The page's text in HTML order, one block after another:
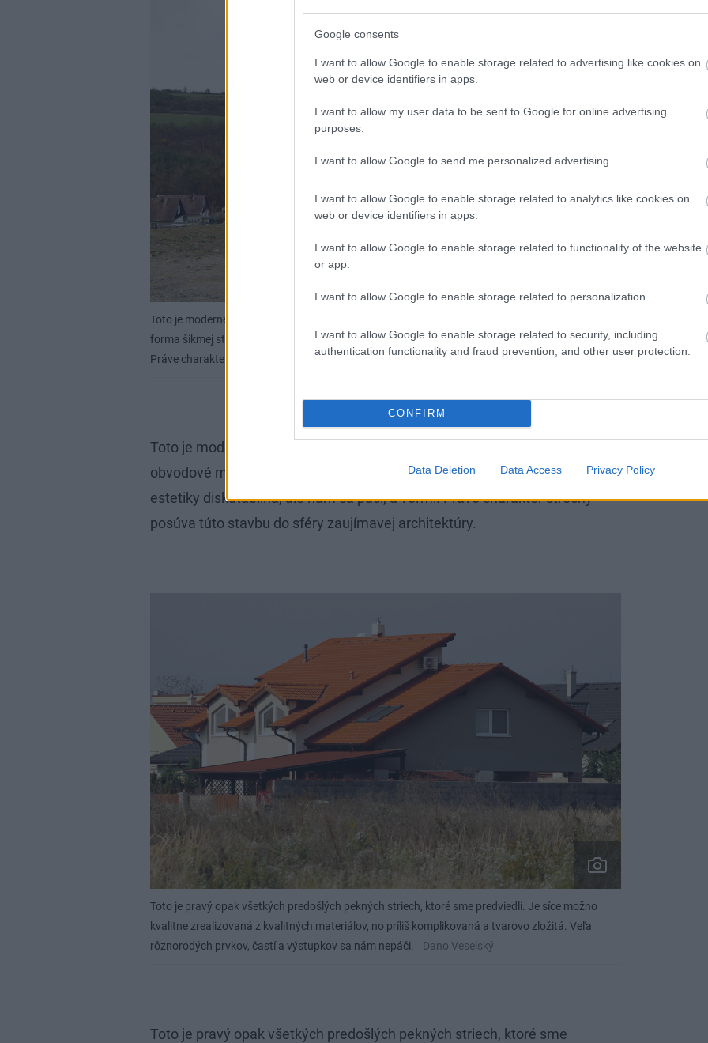
Google consents
I want to allow Google to enable storage related to advertising like cookies on
web or device identifiers in apps.
I want to allow my user data to be sent to Google for online advertising
purposes.
I want to allow Google to send me personalized advertising.
I want to allow Google to enable storage related to analytics like cookies on
web or device identifiers in apps.
I want to allow Google to enable storage related to functionality of the website
or app.
I want to allow Google to enable storage related to personalization.
I want to allow Google to enable storage related to security, including
authentication functionality and fraud prevention, and other user protection.
CONFIRM
Data Deletion Data Access Privacy Policy
Toto je moderné poňatie detailov šikmej strechy, ktorá nepresahuje cez obvodové múry. Táto
forma šikmej strechy je pre mnohých z hľadiska estetiky diskutabilná, ale nám sa páči, a veľmi.
Práve charakter strechy posúva túto stavbu do sféry zaujímavej architektúry.
Dano Veselský
Toto je moderné poňatie detailov šikmej strechy, ktorá nepresahuje cez
obvodové múry. Táto forma šikmej strechy je pre mnohých z hľadiska
estetiky diskutabilná, ale nám sa páči, a veľmi. Práve charakter strechy
posúva túto stavbu do sféry zaujímavej architektúry.
Toto je pravý opak všetkých predošlých pekných striech, ktoré sme predviedli. Je síce možno
kvalitne zrealizovaná z kvalitných materiálov, no príliš komplikovaná a tvarovo zložitá. Veľa
rôznorodých prvkov, častí a výstupkov sa nám nepáči.
Dano Veselský
Toto je pravý opak všetkých predošlých pekných striech, ktoré sme